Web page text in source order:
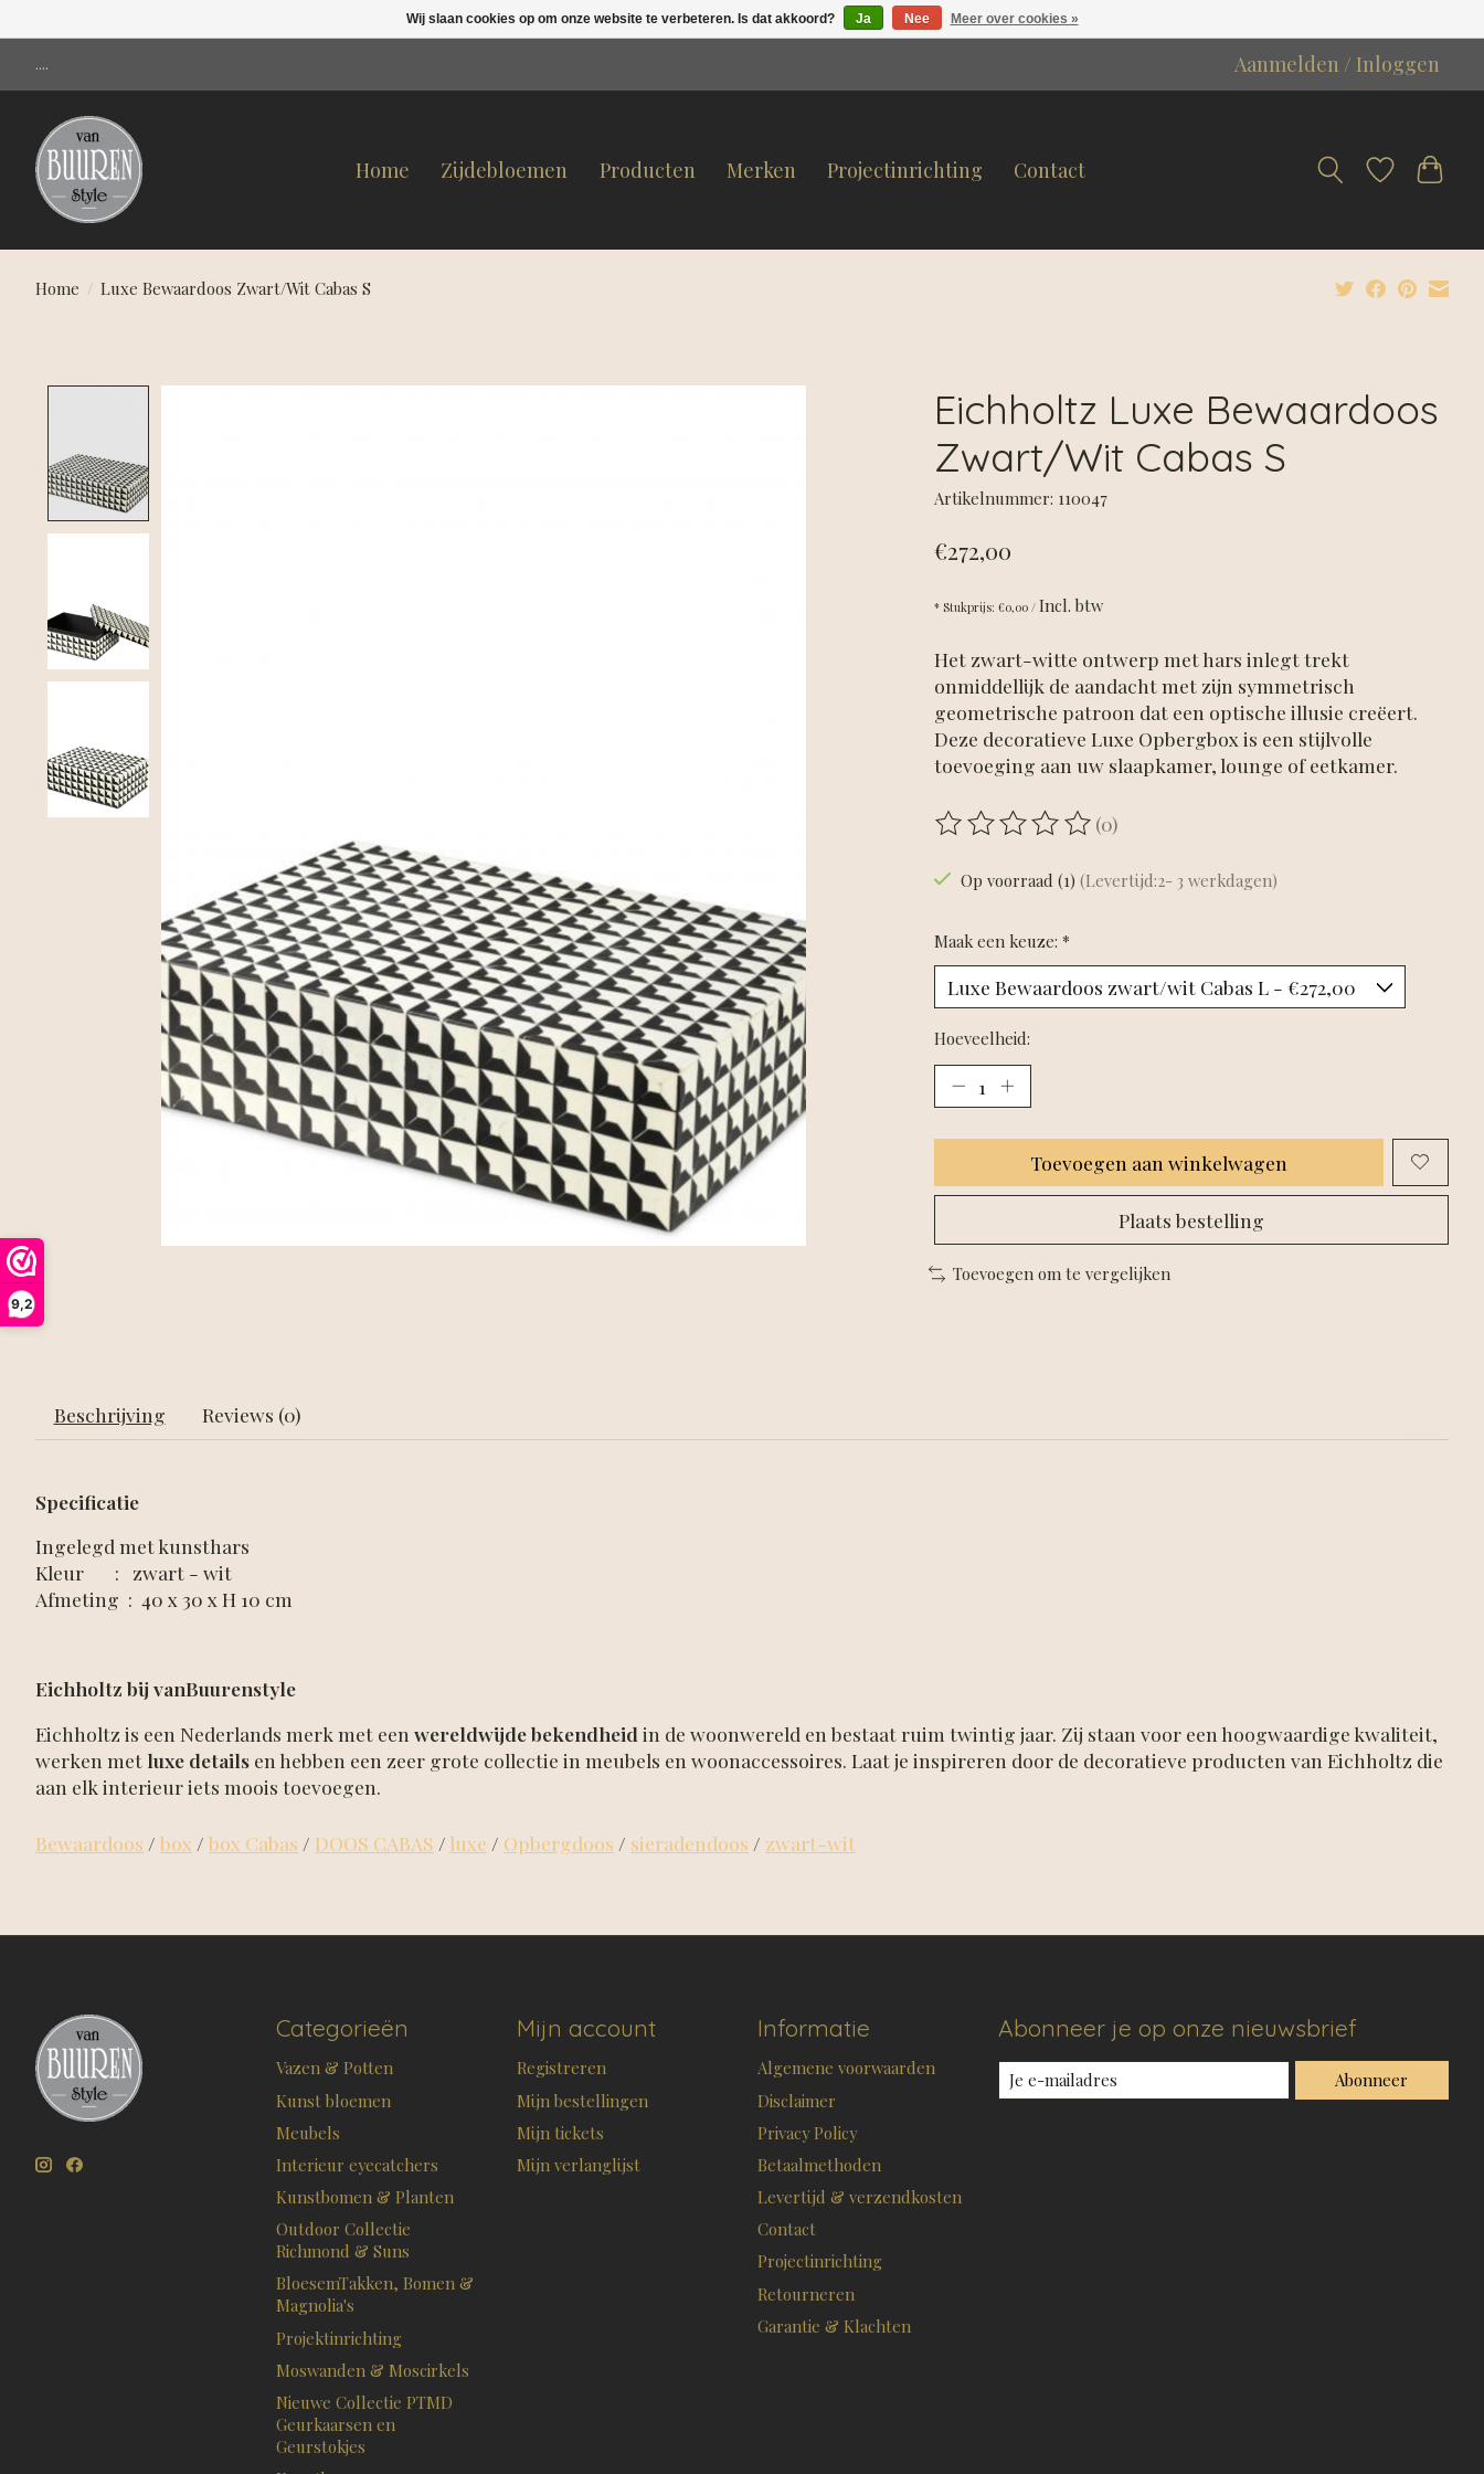
9,2
.... Aanmelden / Inloggen
Home Zijdebloemen Producten Merken Projectinrichting Contact
Home / Luxe Bewaardoos Zwart/Wit Cabas S
Eichholtz Luxe Bewaardoos
Zwart/Wit Cabas S
Artikelnummer: 110047
€272,00
* Stukprijs: €0,00 / Incl. btw
Het zwart-witte ontwerp met hars inlegt trekt
onmiddellijk de aandacht met zijn symmetrisch
geometrische patroon dat een optische illusie creëert.
Deze decoratieve Luxe Opbergbox is een stijlvolle
toevoeging aan uw slaapkamer, lounge of eetkamer.
De beoordeling van dit product is
(0)
Op voorraad (1) (Levertijd:2- 3 werkdagen)
Maak een keuze: *
Hoeveelheid:
Toevoegen aan winkelwagen
Plaats bestelling
Toevoegen om te vergelijken
Beschrijving Reviews (0)
Specificatie
Ingelegd met kunsthars
Kleur : zwart - wit
Afmeting : 40 x 30 x H 10 cm
Eichholtz bij vanBuurenstyle
Eichholtz is een Nederlands merk met een wereldwijde bekendheid in de woonwereld en bestaat ruim twintig jaar. Zij staan voor een hoogwaardige kwaliteit,
werken met luxe details en hebben een zeer grote collectie in meubels en woonaccessoires. Laat je inspireren door de decoratieve producten van Eichholtz die
aan elk interieur iets moois toevoegen.
Bewaardoos / box / box Cabas / DOOS CABAS / luxe / Opbergdoos / sieradendoos / zwart-wit
Categorieën
Vazen & Potten
Kunst bloemen
Meubels
Interieur eyecatchers
Kunstbomen & Planten
Outdoor Collectie
Richmond & Suns
BloesemTakken, Bomen &
Magnolia's
Projektinrichting
Moswanden & Moscirkels
Nieuwe Collectie PTMD
Geurkaarsen en
Geurstokjes
Mijn account
Registreren
Mijn bestellingen
Mijn tickets
Mijn verlanglijst
Informatie
Algemene voorwaarden
Disclaimer
Privacy Policy
Betaalmethoden
Levertijd & verzendkosten
Contact
Projectinrichting
Retourneren
Garantie & Klachten
Abonneer je op onze nieuwsbrief
Abonneer
Wij slaan cookies op om onze website te verbeteren. Is dat akkoord? Ja Nee Meer over cookies »